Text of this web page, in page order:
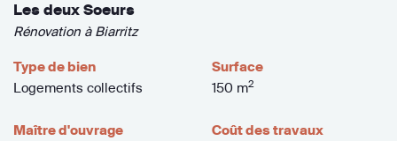
Les deux Soeurs
Rénovation à Biarritz
Type de bien
Logements collectifs
Surface
150 m2
Maître d'ouvrage
Coût des travaux